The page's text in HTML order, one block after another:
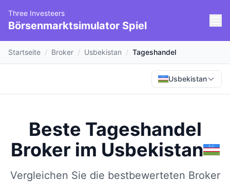
Three Investeers
Börsenmarktsimulator Spiel
Startseite / Broker / Usbekistan / Tageshandel
Usbekistan
Beste Tageshandel
Broker im Usbekistan
Vergleichen Sie die bestbewerteten Broker